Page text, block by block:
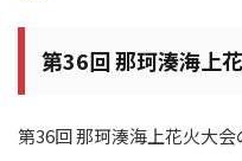
第36回 那珂湊海上
第36回 那珂湊海上花火大